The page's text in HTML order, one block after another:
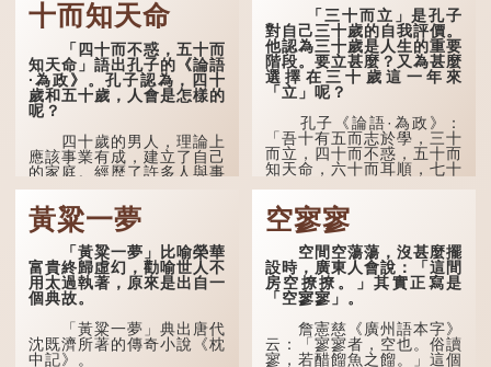
十而知天命
「四十而不惑，五十而
知天命」語出孔子的《論語
·為政》。孔子認為，四十
歲和五十歲，人會是怎樣的
呢？
四十歲的男人，理論上
應該事業有成，建立了自己
的家庭。經歷了許多人與事
之後，對事物有了自己的判
斷能力，不會輕易為表象所
迷惑。
孔子在《論語·子罕》
也說：「知者不惑，仁者不
憂，勇者不懼。」「知」與
智慧的「智」相通，四十歲
的男人應已累積足夠智慧，
不再對自己的人生感到困
惑、憂慮與恐懼。
「三十而立」是孔子
對自己三十歲的自我評價。
他認為三十歲是人生的重要
階段。要立甚麼？又為甚麼
選擇在三十歲這一年來
「立」呢？
孔子《論語·為政》：
「吾十有五而志於學，三十
而立，四十而不惑，五十而
知天命，六十而耳順，七十
在古代，男子一般於二
十歲進行冠禮，冠禮完成後
便是成人，但由於未達壯
年，所以又稱「弱冠」。
《禮記·曲禮》明確記載：
「人生十年曰幼，學；二十
曰弱，冠；三十曰壯，有
室。」這說明三十歲在...
黃粱一夢
「黃粱一夢」比喻榮華
富貴終歸虛幻，勸喻世人不
用太過執著，原來是出自一
個典故。
「黃粱一夢」典出唐代
沈既濟所著的傳奇小說《枕
中記》。
空寥寥
空間空蕩蕩，沒甚麼擺
設時，廣東人會說：「這間
房空撩撩。」其實正寫是
「空寥寥」。
詹憲慈《廣州語本字》
云：「寥寥者，空也。俗讀
寥，若醋餾魚之餾。」這個